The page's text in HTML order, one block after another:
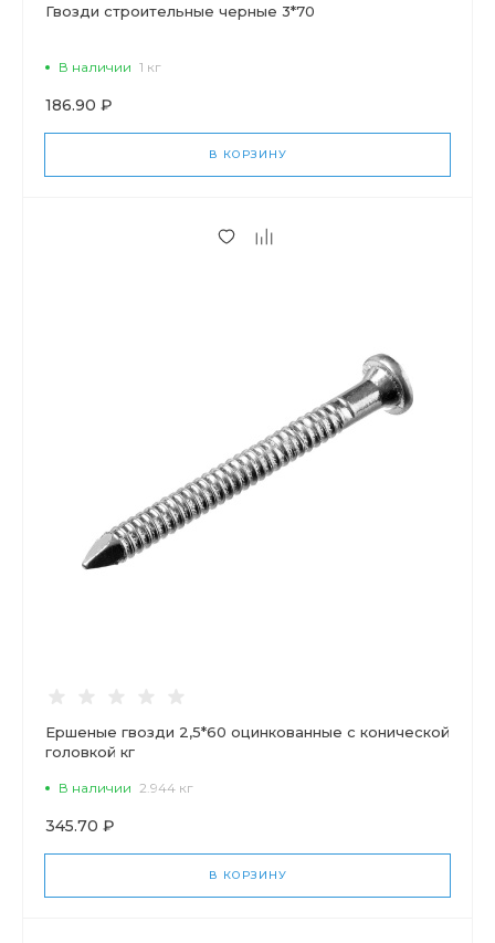
Гвозди строительные черные 3*70
В наличии 1 кг
186.90 ₽
В КОРЗИНУ
Ершеные гвозди 2,5*60 оцинкованные с конической
головкой кг
В наличии 2.944 кг
345.70 ₽
В КОРЗИНУ